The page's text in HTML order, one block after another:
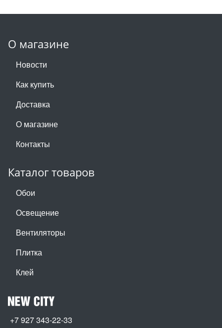
О магазине
Новости
Как купить
Доставка
О магазине
Контакты
Каталог товаров
Обои
Освещение
Вентиляторы
Плитка
Клей
+7 927 343-22-33